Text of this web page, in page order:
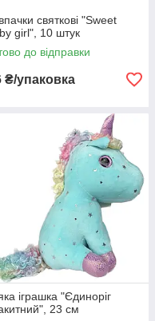
святкові "Sweet
girl", 10 штук
до відправки
₴/упаковка
іграшка "Єдиноріг
23 см